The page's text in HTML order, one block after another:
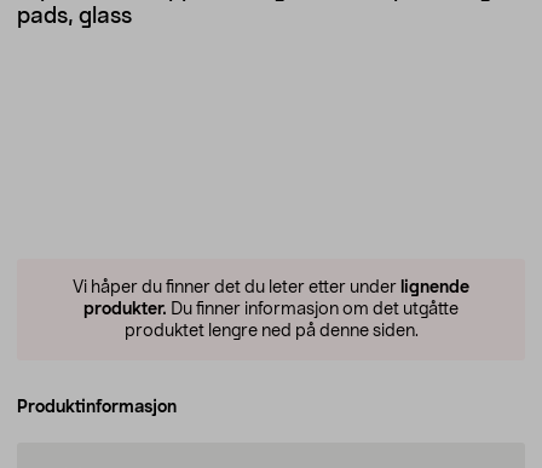
pads, glass
Vi håper du finner det du leter etter under lignende
produkter. Du finner informasjon om det utgåtte
produktet lengre ned på denne siden.
Produktinformasjon